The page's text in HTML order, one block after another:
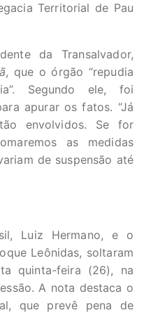
Territorial de Pau
da Transalvador,
, que o órgão “repudia
Segundo ele, foi
apurar os fatos. “Já
envolvidos. Se for
as medidas
de suspensão até
Luiz Hermano, e o
Leônidas, soltaram
quinta-feira (26), na
A nota destaca o
que prevê pena de